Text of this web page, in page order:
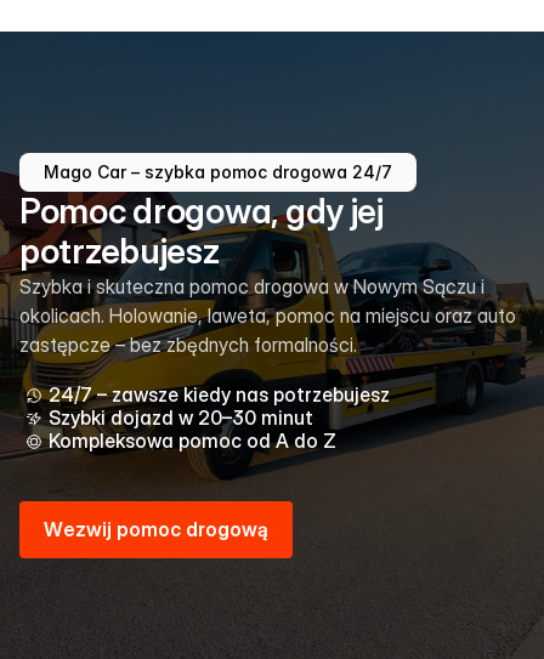
Mago Car – szybka pomoc drogowa 24/7
Pomoc drogowa, gdy jej
potrzebujesz
Szybka i skuteczna pomoc drogowa w Nowym Sączu i
okolicach. Holowanie, laweta, pomoc na miejscu oraz auto
zastępcze – bez zbędnych formalności.
24/7 – zawsze kiedy nas potrzebujesz
Szybki dojazd w 20–30 minut
Kompleksowa pomoc od A do Z
Wezwij pomoc drogową